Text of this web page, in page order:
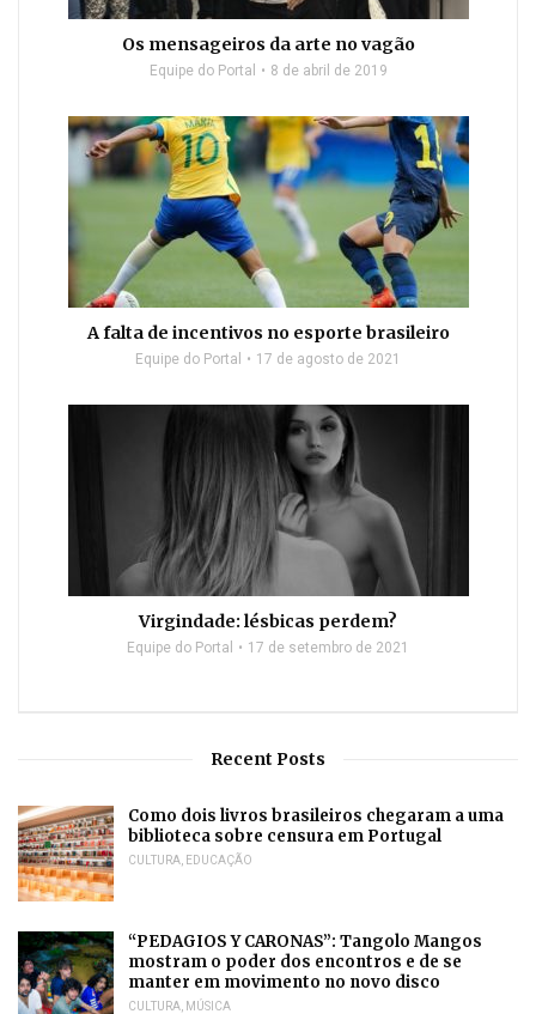
Os mensageiros da arte no vagão
Equipe do Portal 8 de abril de 2019
A falta de incentivos no esporte brasileiro
Equipe do Portal 17 de agosto de 2021
Virgindade: lésbicas perdem?
Equipe do Portal 17 de setembro de 2021
Recent Posts
Como dois livros brasileiros chegaram a uma
biblioteca sobre censura em Portugal
CULTURA EDUCAÇÃO
“PEDAGIOS Y CARONAS”: Tangolo Mangos
mostram o poder dos encontros e de se
manter em movimento no novo disco
CULTURA MÚSICA